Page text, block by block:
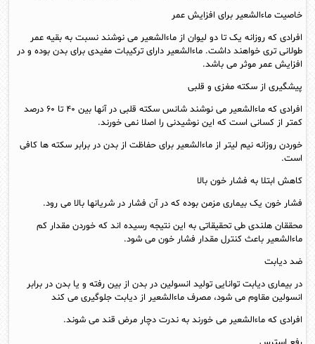
خاصیت ماءالشعیر برای افزایش عمر
افرادی که روزانه یک تا دو لیوان از ماءالشعیر می نوشند نسبت به بقیه عمر
طولانی تری خواهند داشت. ماءالشعیر دارای ترکیبات مفیدی برای بدن بوده و در
افزایش عمر موثر می باشد.
پیشگیری از سکته مغزی و قلبی
افرادی که ماءالشعیر می نوشند شانس سکته قلبی در آنها بین ۴۰ تا ۶۰ درصد
کمتر از کسانی است که این نوشیدنی را اصلا نمی خورند.
خوردن روزانه نیم لیتر از ماءالشعیر برای حفاظت از بدن در برابر سکته ها کافی
است.
کاهش ابتلا به فشار خون بالا
فشار خون یک بیماری مزمن بوده که در آن فشار در شریانها بالا می رود.
محققان هلندی طی تحقیقاتی به این نتیجه رسیده اند که خوردن مقدار کم
ماءالشعیر باعث کنترل مقدار فشار خون می شود.
ضد دیابت
در بیماری دیابت توانایی تولید انسولین در بدن از بین رفته و یا بدن در برابر
انسولین مقاوم می شود، مصرف ماءالشعیر از دیابت جلوگیری می کند
افرادی که ماءالشعیر می خورند به ندرت دچار مرض قند می شوند.